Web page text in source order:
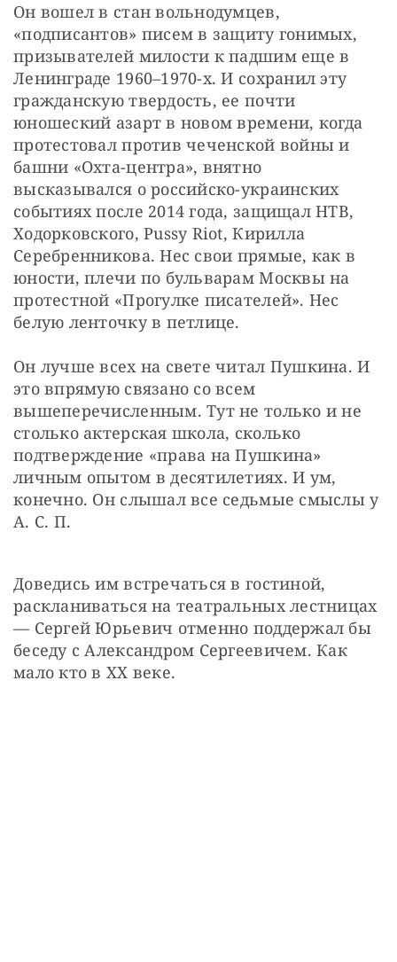
Он вошел в стан вольнодумцев,
«подписантов» писем в защиту гонимых,
призывателей милости к падшим еще в
Ленинграде 1960–1970-х. И сохранил эту
гражданскую твердость, ее почти
юношеский азарт в новом времени, когда
протестовал против чеченской войны и
башни «Охта-центра», внятно
высказывался о российско-украинских
событиях после 2014 года, защищал НТВ,
Ходорковского, Pussy Riot, Кирилла
Серебренникова. Нес свои прямые, как в
юности, плечи по бульварам Москвы на
протестной «Прогулке писателей». Нес
белую ленточку в петлице.
Он лучше всех на свете читал Пушкина. И
это впрямую связано со всем
вышеперечисленным. Тут не только и не
столько актерская школа, сколько
подтверждение «права на Пушкина»
личным опытом в десятилетиях. И ум,
конечно. Он слышал все седьмые смыслы у
А. С. П.
Доведись им встречаться в гостиной,
раскланиваться на театральных лестницах
— Сергей Юрьевич отменно поддержал бы
беседу с Александром Сергеевичем. Как
мало кто в ХХ веке.